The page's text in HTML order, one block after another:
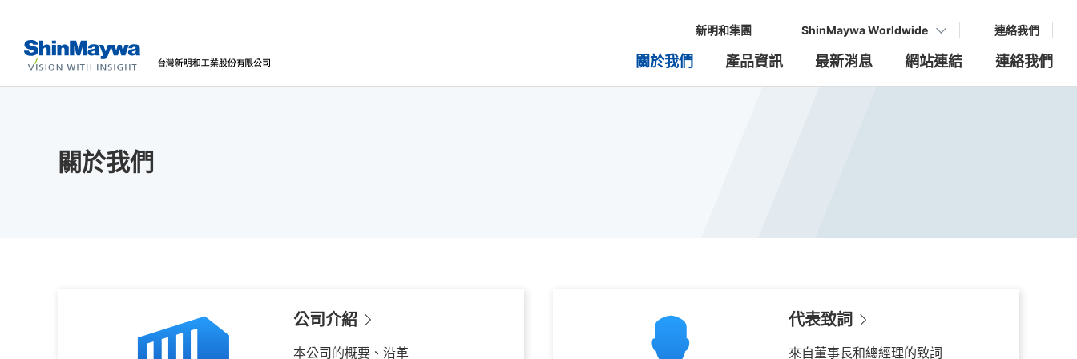
關於我們 產品資訊 最新消息 網站連結 連絡我們
新明和集團 ShinMaywa Worldwide 連絡我們
關於我們
公司介紹
本公司的概要、沿革
代表致詞
來自董事長和總經理的致詞